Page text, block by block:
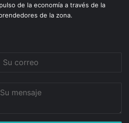
de la economí­a a través de la
de la zona.